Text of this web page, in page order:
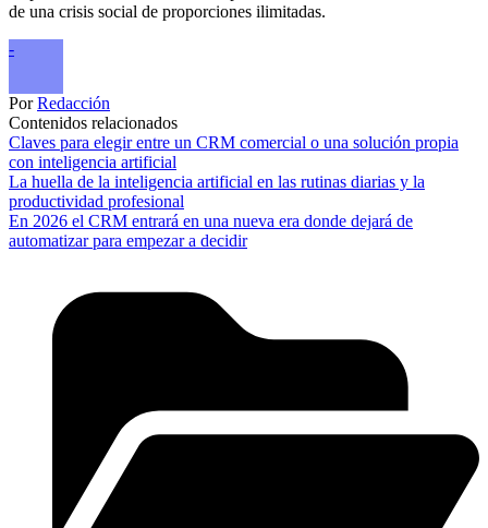
de una crisis social de proporciones ilimitadas.
-
PorRedacción
Contenidos relacionados
Claves para elegir entre un CRM comercial o una solución propia
con inteligencia artificial
La huella de la inteligencia artificial en las rutinas diarias y la
productividad profesional
En 2026 el CRM entrará en una nueva era donde dejará de
automatizar para empezar a decidir